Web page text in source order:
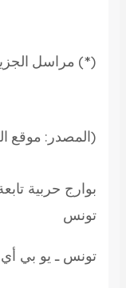
(*) مراسل
(المصدر: موقع
بوارج حربية
تونس
تونس ـ يو بي أي